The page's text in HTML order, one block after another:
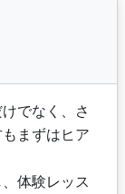
でなく、さ
まずはヒア
体験レッス